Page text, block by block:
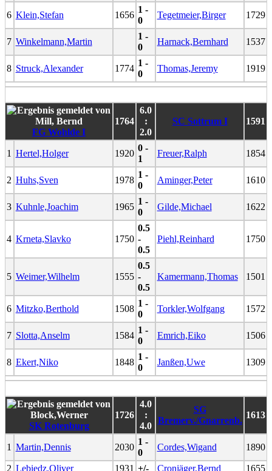
6 Klein,Stefan 1656
1 -
0
Tegetmeier,Birger 1729
7 Winkelmann,Martin
1 -
0
Harnack,Bernhard 1537
8 Struck,Alexander 1774
1 -
0
Thomas,Jeremy 1919
FG Wohlde I
1764
6.0
:
2.0
SC Sottrum I 1591
1 Hertel,Holger 1920
0 -
1
Freuer,Ralph 1854
2 Huhs,Sven 1978
1 -
0
Aminger,Peter 1610
3 Kuhnle,Joachim 1965
1 -
0
Gilde,Michael 1622
4 Krneta,Slavko 1750
0.5
-
0.5
Piehl,Reinhard 1750
5 Weimer,Wilhelm 1555
0.5
-
0.5
Kamermann,Thomas 1501
6 Mitzko,Berthold 1508
1 -
0
Torkler,Wolfgang 1572
7 Slotta,Anselm 1584
1 -
0
Emrich,Eiko 1506
8 Ekert,Niko 1848
1 -
0
Janßen,Uwe 1309
SK Rotenburg
1726
4.0
:
4.0
SG
Bremerv./Gnarrenb.
1613
1 Martin,Dennis 2030
1 -
0
Cordes,Wigand 1890
2 Lebiedz,Oliver 1931 +/- Cronjäger,Bernd 1655